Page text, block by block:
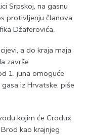
Srpskoj, na gasnu
protivljenju članova
Džaferovića.
a do kraja maja
završe
1. juna omoguće
iz Hrvatske, piše
kojim će Crodux
kao krajnjeg